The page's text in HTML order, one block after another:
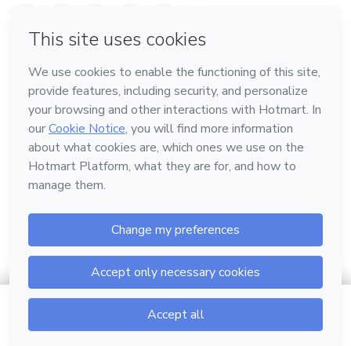
$207.00
Conheça a Hotmart
Idioma
Português
Hotmart — 2011-2026 © Todos os direitos reservados.